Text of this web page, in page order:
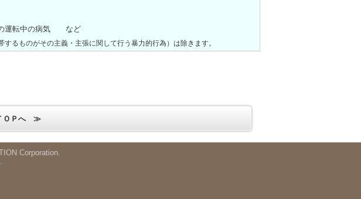
の運転中の病気 など
るものがその主義・主張に関して行う暴力的行為）は除きます。
ＯＰへ ≫
Corporation.